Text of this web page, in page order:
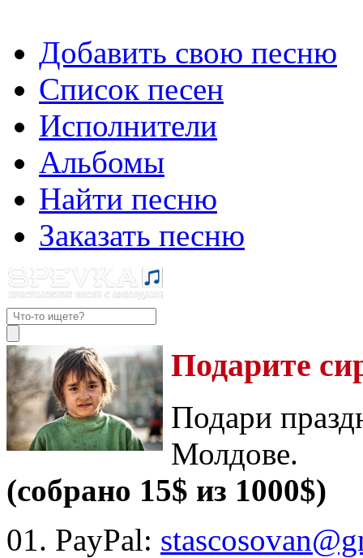
Добавить свою песню
Список песен
Исполнители
Альбомы
Найти песню
Заказать песню
Подарите
Подари
Молдове.
(собрано 15$ из 1000$)
01. PayPal: